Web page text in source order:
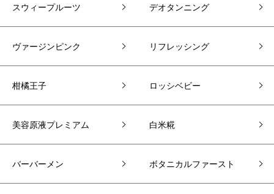
スウィープルーツ デオタンニング
ヴァージンピンク リフレッシング
柑橘王子 ロッシベビー
美容原液プレミアム 白米糀
バーバーメン ボタニカルファースト